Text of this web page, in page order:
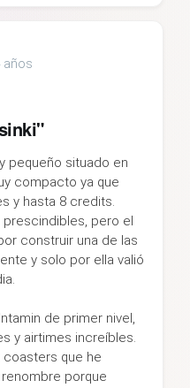
años
pequeño situado en
compacto ya que
y hasta 8 credits.
pero el
construir una de las
y solo por ella valió
de primer nivel,
y airtimes increíbles.
coasters que he
porque